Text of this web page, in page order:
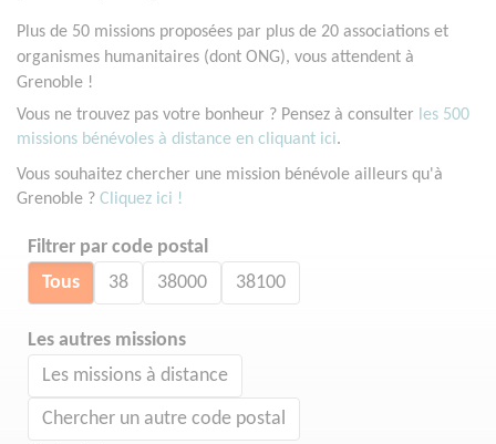
Plus de 50 missions proposées par plus de 20 associations et
organismes humanitaires (dont ONG), vous attendent à
Grenoble !
Vous ne trouvez pas votre bonheur ? Pensez à consulter les 500
missions bénévoles à distance en cliquant ici.
Vous souhaitez chercher une mission bénévole ailleurs qu'à
Grenoble ? Cliquez ici !
Filtrer par code postal
Tous 38 38000 38100
Les autres missions
Les missions à distance
Chercher un autre code postal